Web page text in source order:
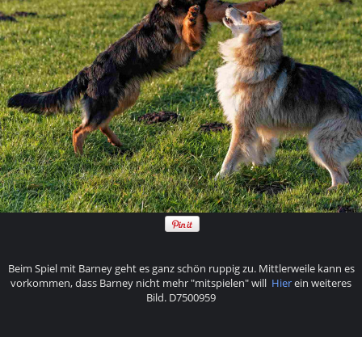
Beim Spiel mit Barney geht es ganz schön ruppig zu. Mittlerweile kann es
vorkommen, dass Barney nicht mehr "mitspielen" will Hierein weiteres
Bild. D7500959